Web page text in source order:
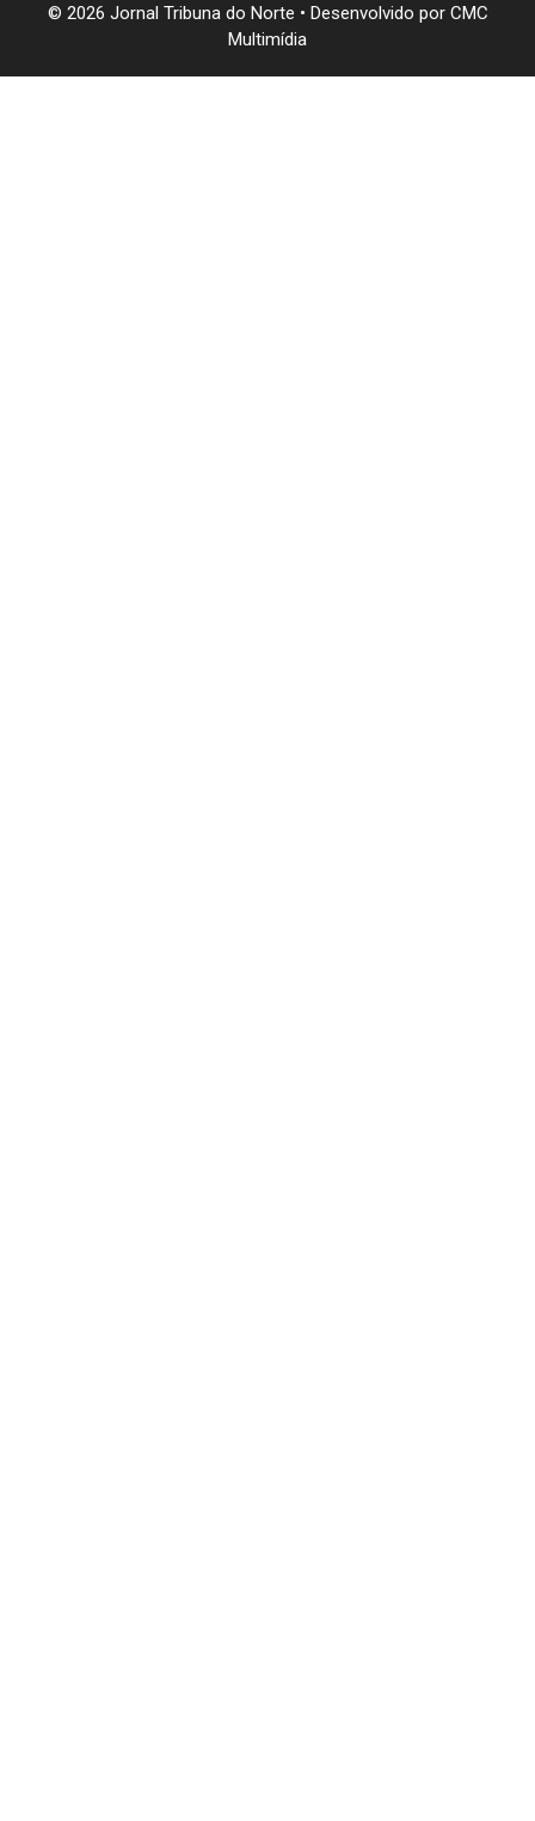
© 2026 Jornal Tribuna do Norte • Desenvolvido por CMC
Multimídia